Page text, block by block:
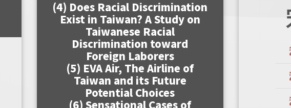
(4) Does Racial Discrimination
Exist in Taiwan? A Study on
Taiwanese Racial
Discrimination toward
Foreign Laborers
(5) EVA Air, The Airline of
Taiwan and its Future
Potential Choices
(6) Sensational Cases of